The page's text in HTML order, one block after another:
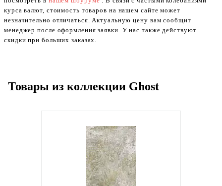
курса валют, стоимость товаров на нашем сайте может
незначительно отличаться. Актуальную цену вам сообщит
менеджер после оформления заявки. У нас также действуют
скидки при больших заказах.
Товары из коллекции Ghost